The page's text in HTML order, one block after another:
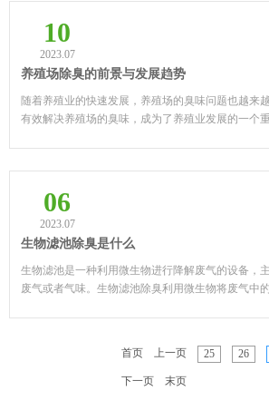
10
2023.07
养殖场除臭的前景与发展趋势
随着养殖业的快速发展，养殖场的臭味问题也越来
有效解决养殖场的臭味，成为了养殖业发展的一个
06
2023.07
生物滤池除臭是什么
生物滤池是一种利用微生物进行降解废气的设备，
废气或者气味。生物滤池除臭利用微生物将废气中
首页 上一页 25 26
下一页 末页